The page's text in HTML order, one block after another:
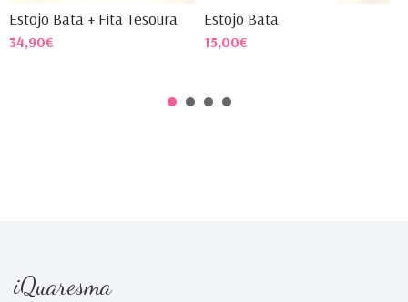
Estojo Bata + Fita Tesoura
34,90€
Estojo Bata
15,00€
iQuaresma